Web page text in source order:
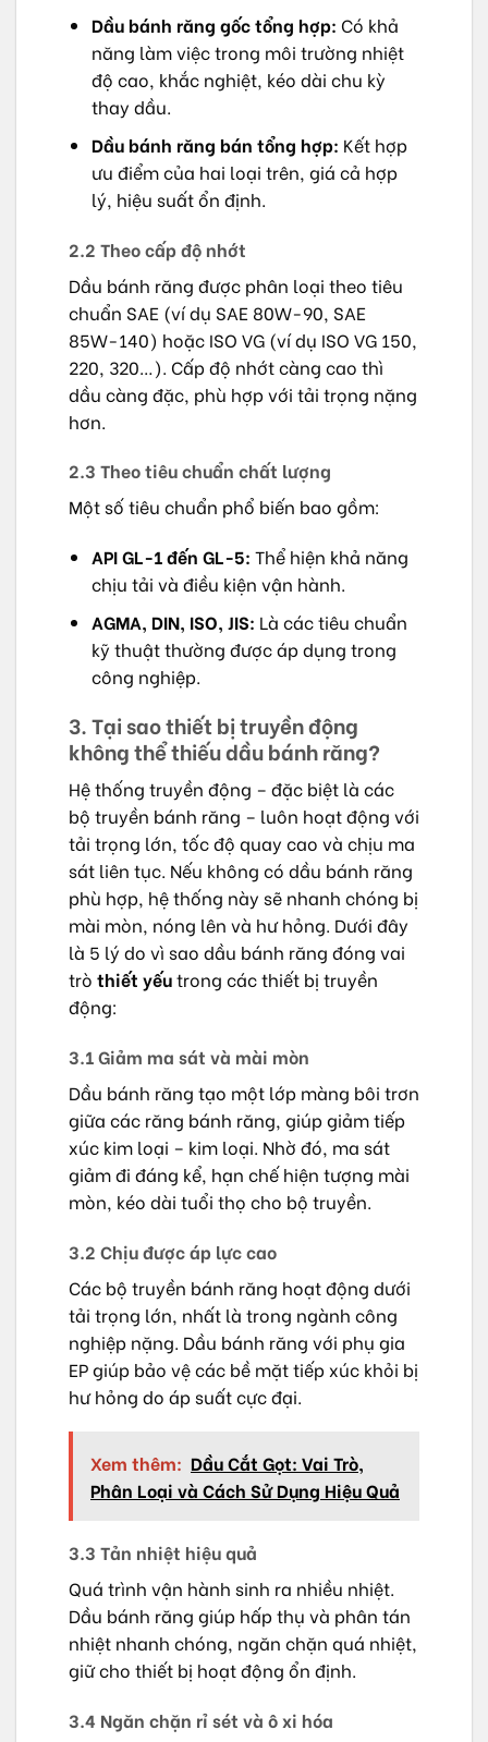
Dầu bánh răng gốc tổng hợp: Có khả
năng làm việc trong môi trường nhiệt
độ cao, khắc nghiệt, kéo dài chu kỳ
thay dầu.
Dầu bánh răng bán tổng hợp: Kết hợp
ưu điểm của hai loại trên, giá cả hợp
lý, hiệu suất ổn định.
2.2 Theo cấp độ nhớt
Dầu bánh răng được phân loại theo tiêu
chuẩn SAE (ví dụ SAE 80W-90, SAE
85W-140) hoặc ISO VG (ví dụ ISO VG 150,
220, 320…). Cấp độ nhớt càng cao thì
dầu càng đặc, phù hợp với tải trọng nặng
hơn.
2.3 Theo tiêu chuẩn chất lượng
Một số tiêu chuẩn phổ biến bao gồm:
API GL-1 đến GL-5: Thể hiện khả năng
chịu tải và điều kiện vận hành.
AGMA, DIN, ISO, JIS: Là các tiêu chuẩn
kỹ thuật thường được áp dụng trong
công nghiệp.
3. Tại sao thiết bị truyền động
không thể thiếu dầu bánh răng?
Hệ thống truyền động – đặc biệt là các
bộ truyền bánh răng – luôn hoạt động với
tải trọng lớn, tốc độ quay cao và chịu ma
sát liên tục. Nếu không có dầu bánh răng
phù hợp, hệ thống này sẽ nhanh chóng bị
mài mòn, nóng lên và hư hỏng. Dưới đây
là 5 lý do vì sao dầu bánh răng đóng vai
trò thiết yếutrong các thiết bị truyền
động:
3.1 Giảm ma sát và mài mòn
Dầu bánh răng tạo một lớp màng bôi trơn
giữa các răng bánh răng, giúp giảm tiếp
xúc kim loại – kim loại. Nhờ đó, ma sát
giảm đi đáng kể, hạn chế hiện tượng mài
mòn, kéo dài tuổi thọ cho bộ truyền.
3.2 Chịu được áp lực cao
Các bộ truyền bánh răng hoạt động dưới
tải trọng lớn, nhất là trong ngành công
nghiệp nặng. Dầu bánh răng với phụ gia
EP giúp bảo vệ các bề mặt tiếp xúc khỏi bị
hư hỏng do áp suất cực đại.
Xem thêm: Dầu Cắt Gọt: Vai Trò,
Phân Loại và Cách Sử Dụng Hiệu Quả
3.3 Tản nhiệt hiệu quả
Quá trình vận hành sinh ra nhiều nhiệt.
Dầu bánh răng giúp hấp thụ và phân tán
nhiệt nhanh chóng, ngăn chặn quá nhiệt,
giữ cho thiết bị hoạt động ổn định.
3.4 Ngăn chặn rỉ sét và ô xi hóa